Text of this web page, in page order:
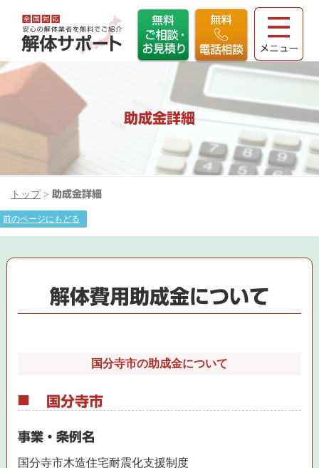
助成金詳細
トップ > 助成金詳細
前のページにもどる
解体費用助成金について
国分寺市の助成金について
国分寺市
事業・条例名
国分寺市木造住宅耐震化支援制度